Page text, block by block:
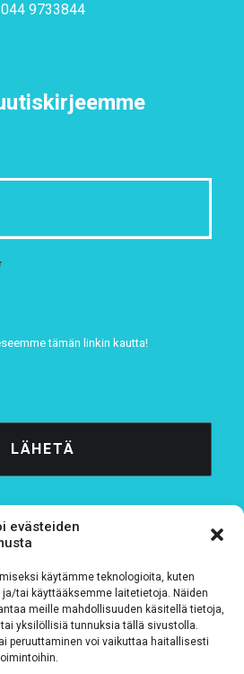
evästeiden
käytämme teknologioita, kuten
tai käyttääksemme laitetietoja. Näiden
meille mahdollisuuden käsitellä tietoja,
yksilöllisiä tunnuksia tällä sivustolla.
peruuttaminen voi vaikuttaa haitallisesti
044 9733844
tämän linkin kautta!